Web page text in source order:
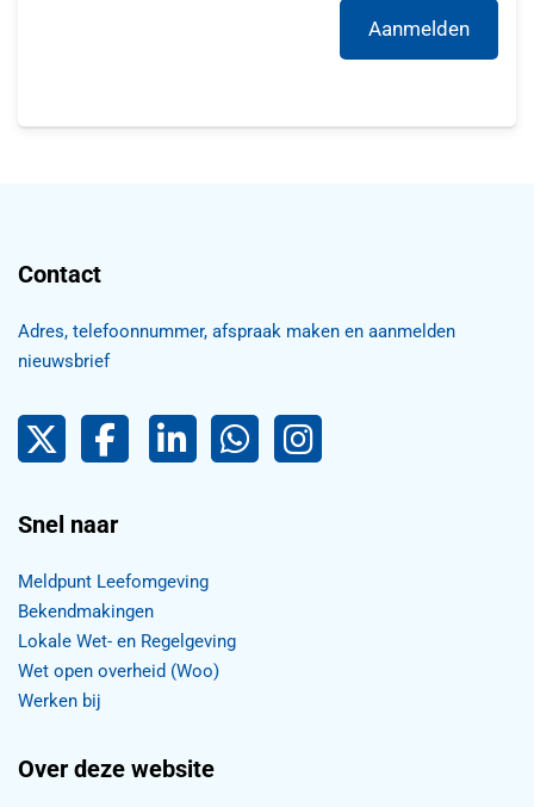
Aanmelden
Contact
Adres, telefoonnummer, afspraak maken en aanmelden
nieuwsbrief
Pijnacker-Nootdorp op Twitter
FacebookLinkedIn Pijnacker-Nootdorp,
Pijnacker-Nootdorp WhatsApp
Snel naar
Meldpunt Leefomgeving
Bekendmakingen
Lokale Wet- en Regelgeving
Wet open overheid (Woo)
Werken bij
Over deze website